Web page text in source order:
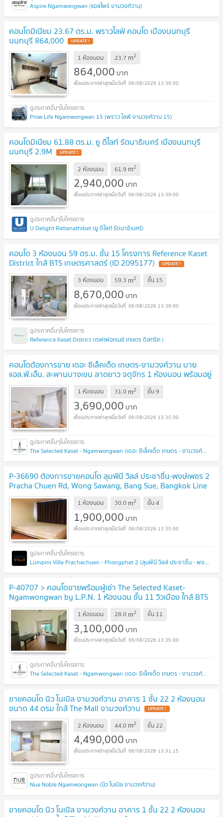
Aspire Ngamwongwan (แอสไพร์ งามวงศ์วาน)
คอนโดมิเนียม 23.67 ตร.ม. พราวไลฟ์ คอนโด เมืองนนทบุรี
นนทบุรี 864,000 UPDATE !
1 ห้องนอน 23.7 m2
864,000 บาท
06/08/2026 13:39:00
Prow Life Ngamwongwan 15 (พราว ไลฟ์ งามวงศ์วาน 15)
คอนโดมิเนียม 61.88 ตร.ม. ยู ดีไลท์ รัตนาธิเบศร์ เมืองนนทบุรี
นนทบุรี 2.9M UPDATE !
2 ห้องนอน 61.9 m2
2,940,000 บาท
06/08/2026 13:39:00
U Delight Rattanathibet (ยู ดีไลท์ รัตนาธิเบศร์)
คอนโด 3 ห้องนอน 59 ตร.ม. ชั้น 15 โครงการ Reference Kaset
District ใกล้ BTS เกษตรศาสตร์ (ID 2095177) UPDATE !
3 ห้องนอน 59.3 m2 ชั้น 15
8,670,000 บาท
06/08/2026 13:39:00
Reference Kaset District (เรฟเฟอเรนซ์ เกษตร ดิสทริค )
คอนโดต้องการขาย เดอะ ซีเล็คเต็ด เกษตร-งามวงศ์วาน บาย
แอล.พี.เอ็น. สะพานบางเขน ลาดยาว จตุจักร 1 ห้องนอน พร้อมอยู่
ราคาถูก UPDATE !
1 ห้องนอน 31.0 m2 ชั้น9
3,690,000 บาท
06/08/2026 13:35:00
The Selected Kaset - Ngamwongwan (เดอะ ซีเล็คเต็ด เกษตร - งามวงศ์วาน)
P-36690 ต้องการขายคอนโด ลุมพินี วิลล์ ประชาชื่น-พงษ์เพชร 2
Pracha Chuen Rd, Wong Sawang, Bang Sue, Bangkok Line
Id @easythaihome 085-592-2897
1 ห้องนอน 30.0 m2 ชั้น4
1,900,000 บาท
06/08/2026 13:35:00
Lumpini Ville Prachachuen - Phongphet 2 (ลุมพินี วิลล์ ประชาชื่น - พงษ์เพชร 2)
P-40707 > คอนโดขายพร้อมผู้เช่า The Selected Kaset-
Ngamwongwan by L.P.N. 1 ห้องนอน ชั้น 11 วิวเมือง ใกล้ BTS
ม.เกษตร Line: @easythaihome 085-592-2897
1 ห้องนอน 28.0 m2 ชั้น 11
3,100,000 บาท
06/08/2026 13:35:00
The Selected Kaset - Ngamwongwan (เดอะ ซีเล็คเต็ด เกษตร - งามวงศ์วาน)
ขายคอนโด นิว โนเบิล งามวงศ์วาน อาคาร 1 ชั้น 22 2 ห้องนอน
ขนาด 44 ตรม ใกล้ The Mall งามวงศ์วาน UPDATE !
2 ห้องนอน 44.0 m2 ชั้น22
4,490,000 บาท
06/08/2026 13:31:15
Nue Noble Ngamwongwan (นิว โนเบิล งามวงศ์วาน)
ขายคอนโด นิว โนเบิล งามวงศ์วาน อาคาร 1 ชั้น 22 2 ห้องนอน